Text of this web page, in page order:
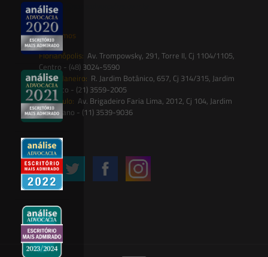
contato@saesadvogados.com.br
Onde estamos
Florianópolis: Av. Trompowsky, 291, Torre II, Cj 1104/1105,
Centro - (48) 3024-5590
Rio de Janeiro: R. Jardim Botânico, 657, Cj 314/315, Jardim
Botânico - (21) 3559-2005
São Paulo: Av. Brigadeiro Faria Lima, 2012, Cj 104, Jardim
Paulistano - (11) 3539-9036
Siga-nos